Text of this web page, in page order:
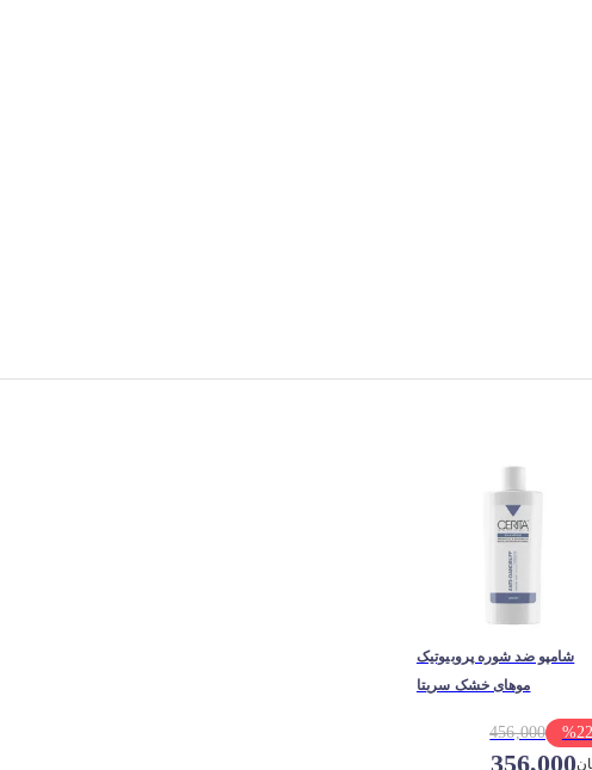
شامپو ضد شوره پروبیوتیک
موهای خشک سریتا
456,000 %
356,000